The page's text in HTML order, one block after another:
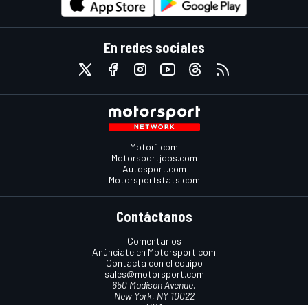
En redes sociales
Motor1.com
Motorsportjobs.com
Autosport.com
Motorsportstats.com
Contáctanos
Comentarios
Anúnciate en Motorsport.com
Contacta con el equipo
sales@motorsport.com
650 Madison Avenue,
New York, NY 10022